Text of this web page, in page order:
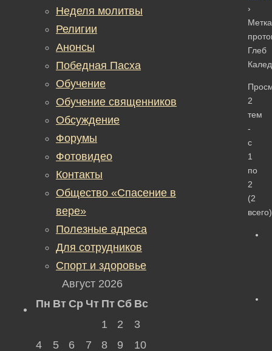
›
Глеб
2
тем
-
с
1
по
2
(2
всего)
Неделя молитвы
Религии
Анонсы
Победная Пасха
Обучение
Обучение священников
Обсуждение
Форумы
Фотовидео
Контакты
Общество «Спасение в
вере»
Полезные адреса
Для сотрудников
Спорт и здоровье
Август 2026
Пн Вт Ср Чт Пт Сб Вс
1
2
3
4
5 6 7 8 9 10